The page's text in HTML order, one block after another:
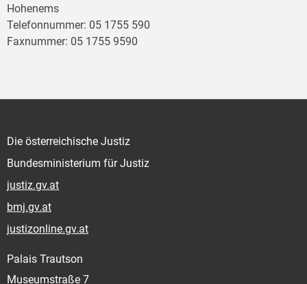
Hohenems
Telefonnummer: 05 1755 590
Faxnummer: 05 1755 9590
Die österreichische Justiz
Bundesministerium für Justiz
justiz.gv.at
bmj.gv.at
justizonline.gv.at
Palais Trautson
Museumstraße 7